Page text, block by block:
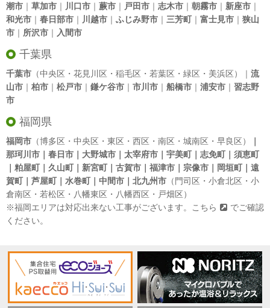
潮市 ｜ 草加市 ｜ 川口市 ｜ 蕨市 ｜ 戸田市 ｜ 志木市 ｜ 朝霧市 ｜ 新座市 ｜
和光市 ｜ 春日部市 ｜ 川越市 ｜ ふじみ野市 ｜ 三芳町｜ 富士見市 ｜ 狭山
市 ｜ 所沢市 ｜ 入間市
千葉県
千葉市 （中央区・花見川区・稲毛区・若葉区・緑区・美浜区）｜ 流
山市 ｜ 柏市 ｜ 松戸市 ｜ 鎌ケ谷市 ｜ 市川市 ｜ 船橋市 ｜ 浦安市 ｜ 習志野
市
福岡県
福岡市 （博多区・中央区・東区・西区・南区・城南区・早良区）
那珂川市｜春日市｜大野城市｜太宰府市｜宇美町｜志免町｜須恵町
｜粕屋町｜久山町｜新宮町｜古賀市｜福津市｜宗像市｜岡垣町｜遠
賀町｜芦屋町｜水巻町｜中間市｜北九州市 （門司区・小倉北区・小
倉南区・若松区・八幡東区・八幡西区・戸畑区）
※福岡エリアは対応出来ない工事がございます。
こちら
でご確認
ください。